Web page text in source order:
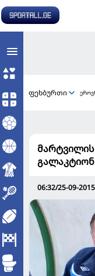
ფეხბურთი
გალაკტიონ
06:32/25-09-2015